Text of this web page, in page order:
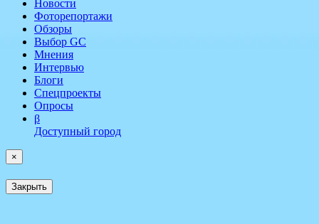
Новости
Фоторепортажи
Обзоры
Выбор GC
Мнения
Интервью
Блоги
Спецпроекты
Опросы
β
Доступный город
×
Закрыть